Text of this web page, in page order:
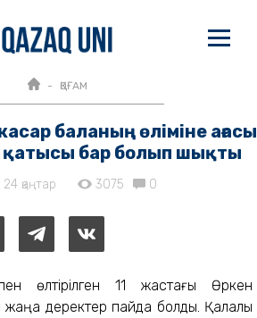
ҚОҒАМ
баланың өліміне ағасы
қатысы бар болып шықты
қаңтар 3075 0
өлтірілген 11 жастағы Өркен
жаңа деректер пайда болды. Қалалық